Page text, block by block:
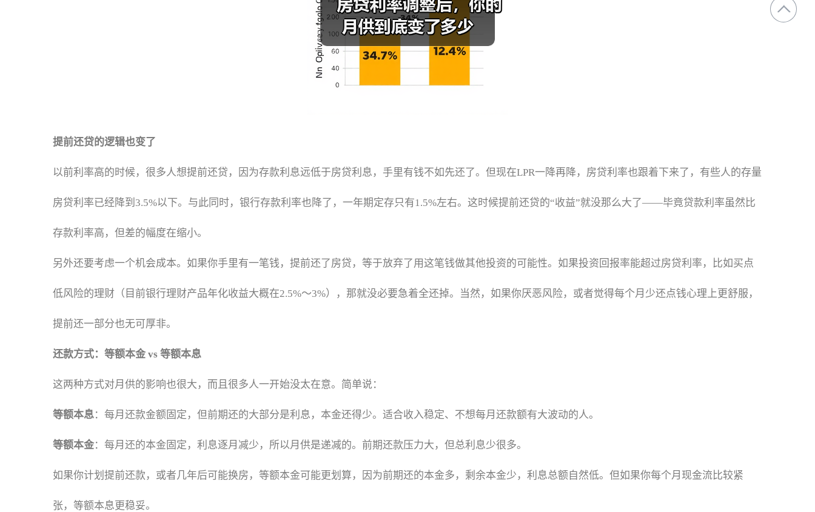
提前还贷的逻辑也变了
以前利率高的时候，很多人想提前还贷，因为存款利息远低于房贷利息，手里有钱不如先还了。但现在LPR一降再降，房贷利率也跟着下来了，有些人的存量
房贷利率已经降到3.5%以下。与此同时，银行存款利率也降了，一年期定存只有1.5%左右。这时候提前还贷的“收益”就没那么大了——毕竟贷款利率虽然比
存款利率高，但差的幅度在缩小。
另外还要考虑一个机会成本。如果你手里有一笔钱，提前还了房贷，等于放弃了用这笔钱做其他投资的可能性。如果投资回报率能超过房贷利率，比如买点
低风险的理财（目前银行理财产品年化收益大概在2.5%～3%），那就没必要急着全还掉。当然，如果你厌恶风险，或者觉得每个月少还点钱心理上更舒服，
提前还一部分也无可厚非。
还款方式：等额本金 vs 等额本息
这两种方式对月供的影响也很大，而且很多人一开始没太在意。简单说：
等额本息：每月还款金额固定，但前期还的大部分是利息，本金还得少。适合收入稳定、不想每月还款额有大波动的人。
等额本金：每月还的本金固定，利息逐月减少，所以月供是递减的。前期还款压力大，但总利息少很多。
如果你计划提前还款，或者几年后可能换房，等额本金可能更划算，因为前期还的本金多，剩余本金少，利息总额自然低。但如果你每个月现金流比较紧
张，等额本息更稳妥。